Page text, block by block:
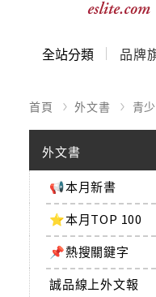
全站分類 品牌
首頁 外文書 青
外文書
📢本月新書
⭐本月TOP 100
📌熱搜關鍵字
誠品線上外文報